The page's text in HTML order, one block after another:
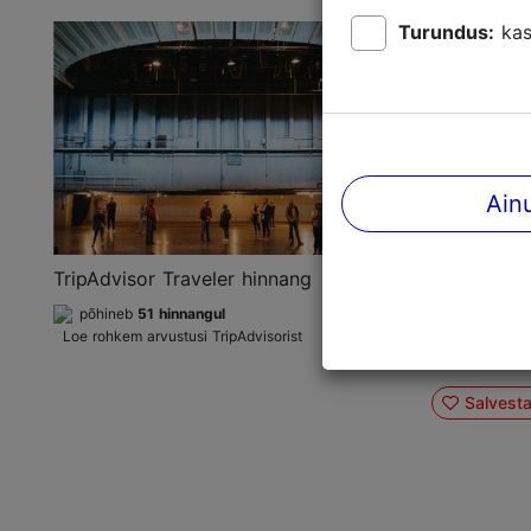
TripAdvisor Traveler hinnang
põhineb 51 hinnangul
Loe rohkem arvustusi TripAdvisorist
Eesti
Turundus: